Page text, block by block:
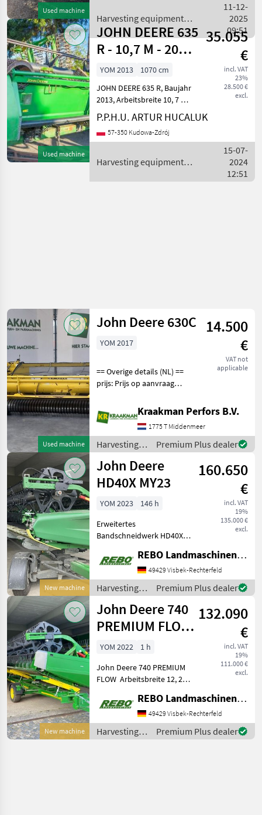
Used machine
Arbeitsb
Harvesting equipment
crop fields / John Deere
11-12-
2025
09:51
Used machine
JOHN DEERE 635
R - 10,7 M - 2013
BJ
35.055
€
incl. VAT
23%
28.500 €
excl.
YOM 2013
1070 cm
JOHN DEERE 635 R, Baujahr
2013, Arbeitsbreite 10, 7 m,
Rapstisch, Zwei
Seitensensen,
Transportwagen,
Transportdienstleistungen
P.P.H.U. ARTUR HUCALUK
57-350 Kudowa-Zdrój
Harvesting equipment
15-07-
2024
12:51
Used machine
John Deere 630C
14.500
€
VAT not
applicable
YOM 2017
== Overige details (NL) ==
prijs: Prijs op aanvraag
Harvesting equipment crop
fields Crop headers
Kraakman Perfors B.V.
1775 T Middenmeer
Harvesting
equipment
crop fields /
John Deere
Premium Plus dealer
New machine
John Deere
HD40X MY23
160.650
€
incl. VAT
19%
135.000 €
excl.
YOM 2023
146 h
Erweitertes
Bandschneidwerk HD40X
(MY2023) Mähdrescher der
Serie X Tasträder
Schneidwerkförderbänder
mit Rieselschutz
Klappbarer
Metallblechteiler m
REBO Landmaschinen GmbH, Zentrale
49429 Visbek-Rechterfeld
Harvesting
equipment
crop fields /
John Deere
Premium Plus dealer
New machine
John Deere 740
PREMIUM FLOW
- 12,20 M
132.090
€
incl. VAT
19%
111.000 €
excl.
YOM 2022
1 h
John Deere 740 PREMIUM
FLOW Arbeitsbreite 12, 20
Zürn SWW-X6-740PF
Harvesting equipment crop
fields Crop headers
REBO Landmaschinen GmbH, Zentrale
49429 Visbek-Rechterfeld
Harvesting
equipment
Premium Plus dealer